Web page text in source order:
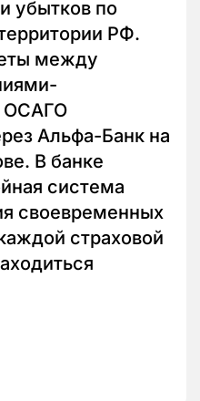
убытков по
РФ.
между
ОСАГО
Альфа-Банк на
В банке
система
своевременных
страховой